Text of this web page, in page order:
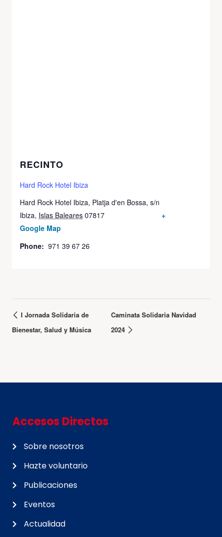
RECINTO
Hard Rock Hotel Ibiza
Hard Rock Hotel Ibiza, Platja d'en Bossa, s/n
Ibiza, Islas Baleares 07817
+
Google Map
Phone: 971 39 67 26
I Jornada Solidaria de
Bienestar, Salud y Música
Caminata Solidaria Navidad
2024
Accesos Directos
Sobre nosotros
Hazte voluntario
Publicaciones
Eventos
Actualidad